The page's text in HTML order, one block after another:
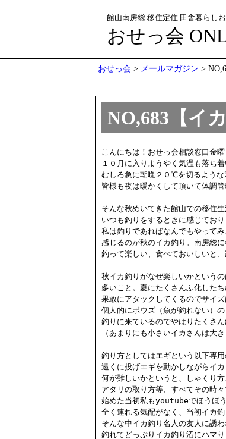
館山南房総 移住定住 田舎暮らし
おせっ会
おせっ会 > メールマガジン >
NO,683【イ
こんにちは！おせっ会相談窓口金
１０月に入りようやく気温も落ち
むしろ急に朝晩２０℃を切るような
皆様も夜は暖かくして頂いて体調
そんな秋めいてきた館山での移住
いつも釣りをするときに感じており
私は釣りであればなんでもやって
感じるのが秋のイカ釣り。南房総
釣って楽しい、食べておいしいと
秋イカ釣りがなぜ楽しいかという
多いこと。夏にたくさんふ化した
果敢にアタックしてくるのでサイ
個人的にボウズ（魚が釣れない）
釣りに来ているのでやはりたくさ
（あまりにも小さいイカさんは大
釣り方としてはエギという以下専
遠くに投げエギを動かしながらイ
何が難しいかというと、しゃくり
アタリの取り方等、すべてその時々
始めた当初私もyoutubeでほうほ
全く連れる気配がなく、当初イカ
そんな中イカ釣り名人の友人に誘
釣れてどっぷりイカ釣り沼にハマり